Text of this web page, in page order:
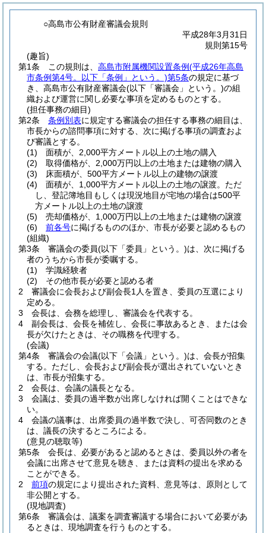
○高島市公有財産審議会規則
平成28年3月31日
規則第15号
(趣旨)
第1条
この規則は、 高島市附属機関設置条例(平成26年高島
市条例第4号。以下「条例」という。)第5条の規定に基づ
き、高島市公有財産審議会(以下「審議会」という。)の組
織および運営に関し必要な事項を定めるものとする。
(担任事務の細目)
第2条
条例別表に規定する審議会の担任する事務の細目は、
市長からの諮問事項に対する、次に掲げる事項の調査およ
び審議とする。
(1)
面積が、2,000平方メートル以上の土地の購入
(2)
取得価格が、2,000万円以上の土地または建物の購入
(3)
床面積が、500平方メートル以上の建物の譲渡
(4)
面積が、1,000平方メートル以上の土地の譲渡。ただ
し、登記簿地目もしくは現況地目が宅地の場合は500平
方メートル以上の土地の譲渡
(5)
売却価格が、1,000万円以上の土地または建物の譲渡
(6)
前各号に掲げるもののほか、市長が必要と認めるもの
(組織)
第3条
審議会の委員(以下「委員」という。)は、次に掲げる
者のうちから市長が委嘱する。
(1)
学識経験者
(2)
その他市長が必要と認める者
2
審議会に会長および副会長1人を置き、委員の互選により
定める。
3
会長は、会務を総理し、審議会を代表する。
4
副会長は、会長を補佐し、会長に事故あるとき、または会
長が欠けたときは、その職務を代理する。
(会議)
第4条
審議会の会議(以下「会議」という。)は、会長が招集
する。 ただし、会長および副会長が選出されていないとき
は、市長が招集する。
2
会長は、会議の議長となる。
3
会議は、委員の過半数が出席しなければ開くことはできな
い。
4
会議の議事は、出席委員の過半数で決し、可否同数のとき
は、議長の決するところによる。
(意見の聴取等)
第5条
会長は、必要があると認めるときは、委員以外の者を
会議に出席させて意見を聴き、または資料の提出を求める
ことができる。
2
前項の規定により提出された資料、意見等は、原則として
非公開とする。
(現地調査)
第6条
審議会は、議案を調査審議する場合において必要があ
るときは、現地調査を行うものとする。